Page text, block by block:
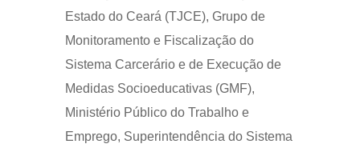
Estado do Ceará (TJCE), Grupo de
Monitoramento e Fiscalização do
Sistema Carcerário e de Execução de
Medidas Socioeducativas (GMF),
Ministério Público do Trabalho e
Emprego, Superintendência do Sistema